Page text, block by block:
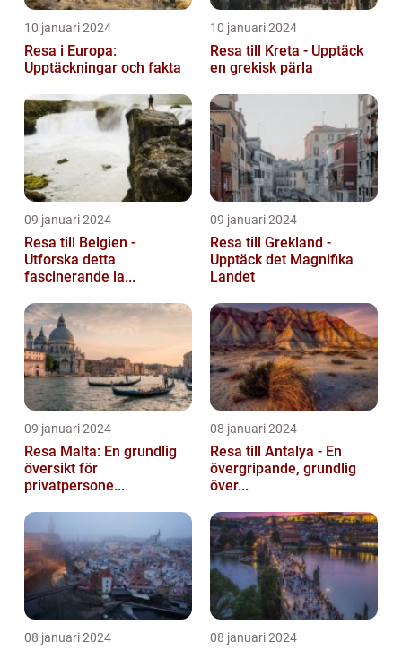
10 januari 2024
Resa i Europa:
Upptäckningar och fakta
10 januari 2024
Resa till Kreta - Upptäck
en grekisk pärla
09 januari 2024
Resa till Belgien -
Utforska detta
fascinerande la...
09 januari 2024
Resa till Grekland -
Upptäck det Magnifika
Landet
09 januari 2024
Resa Malta: En grundlig
översikt för
privatpersone...
08 januari 2024
Resa till Antalya - En
övergripande, grundlig
över...
08 januari 2024 08 januari 2024